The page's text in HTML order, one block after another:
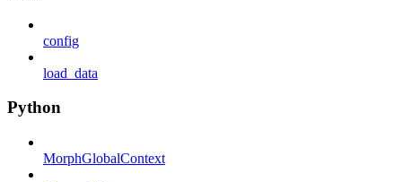
config
load_data
Python
MorphGlobalContext